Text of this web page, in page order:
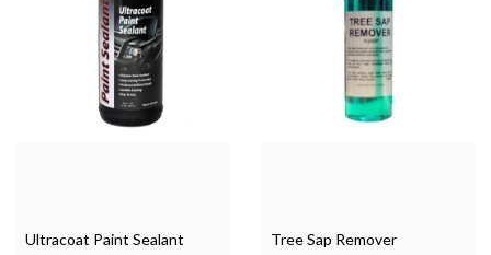
Ultracoat Paint Sealant Tree Sap Remover